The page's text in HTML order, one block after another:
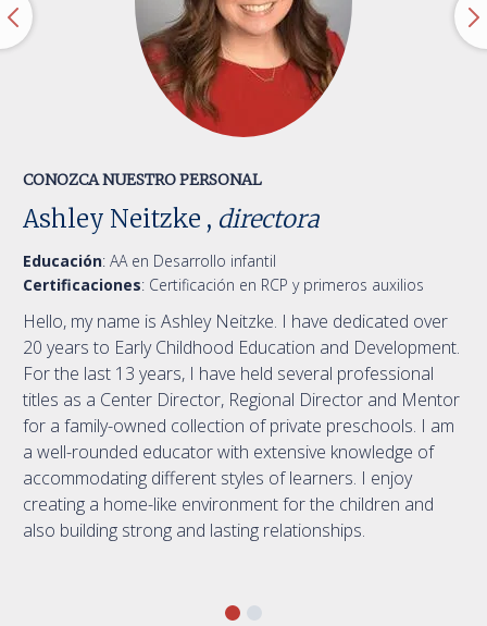
CONOZCA NUESTRO PERSONAL
Ashley Neitzke , directora
Educación:AA en Desarrollo infantil
Certificaciones: Certificación en RCP y primeros auxilios
Hello, my name is Ashley Neitzke. I have dedicated over
20 years to Early Childhood Education and Development.
For the last 13 years, I have held several professional
titles as a Center Director, Regional Director and Mentor
for a family-owned collection of private preschools. I am
a well-rounded educator with extensive knowledge of
accommodating different styles of learners. I enjoy
creating a home-like environment for the children and
also building strong and lasting relationships.